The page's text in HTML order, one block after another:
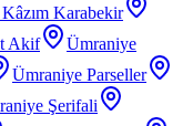
Karabekir
Akif
Ümraniye
Ümraniye Parseller
Şerifali